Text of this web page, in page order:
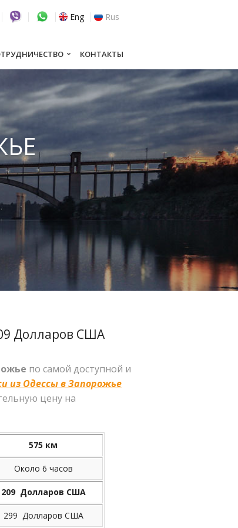
Eng Rus
КОНТАКТЫ
Долларов США
по самой доступной и
из Одессы в Запорожье
цену на
575 км
Около 6 часов
209 Долларов США
299 Долларов США